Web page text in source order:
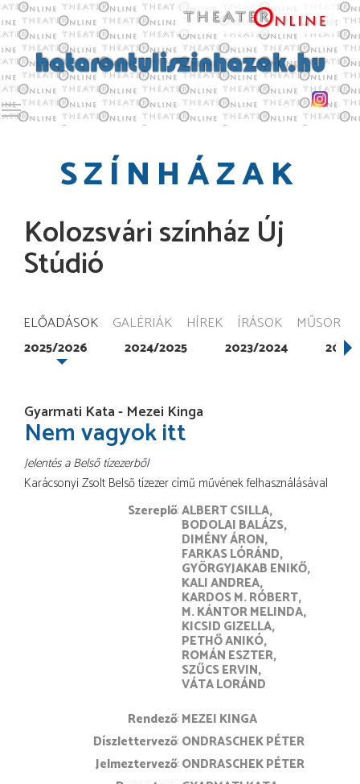
Toggle main menu visibility
SZÍNHÁZAK
Kolozsvári színház Új
Stúdió
ELŐADÁSOK GALÉRIÁK HÍREK ÍRÁSOK MŰSOR
2025/2026 2024/2025 2023/2024
Gyarmati Kata - Mezei Kinga
Nem vagyok itt
Jelentés a Belső tízezerből
Karácsonyi Zsolt Belső tízezer című művének felhasználásával
Szereplő ALBERT CSILLA
BODOLAI BALÁZS
DIMÉNY ÁRON
FARKAS LÓRÁND
GYÖRGYJAKAB ENIKŐ
KALI ANDREA
KARDOS M. RÓBERT
M. KÁNTOR MELINDA
KICSID GIZELLA
PETHŐ ANIKÓ
ROMÁN ESZTER
SZŰCS ERVIN
VÁTA LORÁND
rendező MEZEI KINGA
díszlettervező ONDRASCHEK PÉTER
jelmeztervező ONDRASCHEK PÉTER